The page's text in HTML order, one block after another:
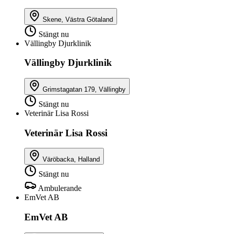
Skene, Västra Götaland
Stängt nu
Vällingby Djurklinik
Vällingby Djurklinik
Grimstagatan 179, Vällingby
Stängt nu
Veterinär Lisa Rossi
Veterinär Lisa Rossi
Väröbacka, Halland
Stängt nu
Ambulerande
EmVet AB
EmVet AB